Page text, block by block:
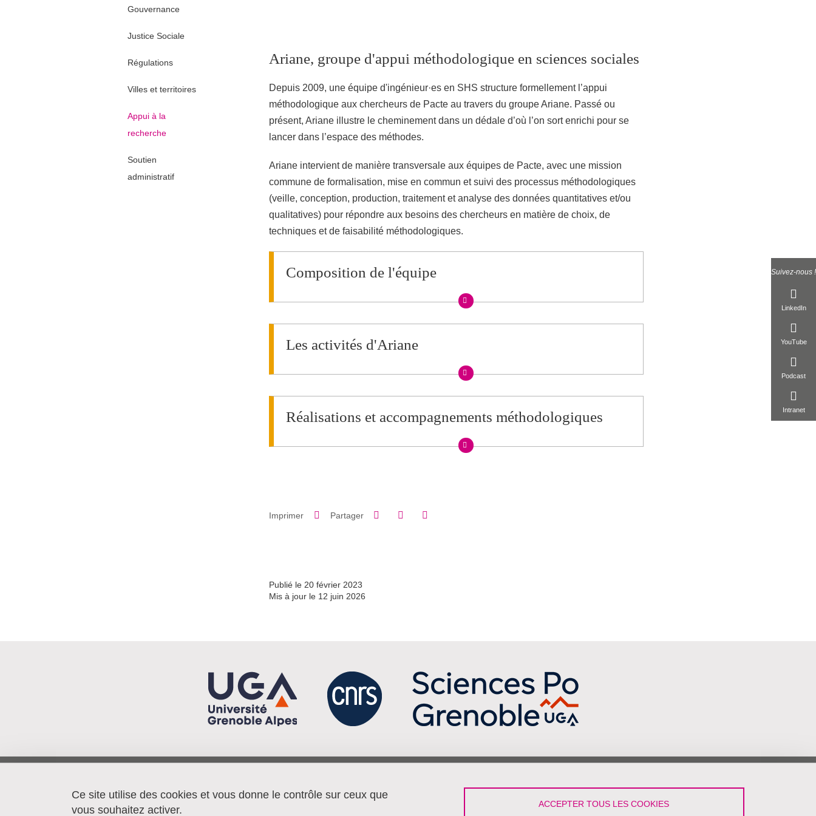
Suivez-nous !
LinkedIn
YouTube
Podcast
Intranet
Gouvernance
Justice Sociale
Régulations
Villes et territoires
Appui à la
recherche
Soutien
administratif
Ariane, groupe d'appui méthodologique en sciences sociales
Depuis 2009, une équipe d'ingénieur·es en SHS structure formellement l’appui
méthodologique aux chercheurs de Pacte au travers du groupe Ariane. Passé ou
présent, Ariane illustre le cheminement dans un dédale d’où l’on sort enrichi pour se
lancer dans l’espace des méthodes.
Ariane intervient de manière transversale aux équipes de Pacte, avec une mission
commune de formalisation, mise en commun et suivi des processus méthodologiques
(veille, conception, production, traitement et analyse des données quantitatives et/ou
qualitatives) pour répondre aux besoins des chercheurs en matière de choix, de
techniques et de faisabilité méthodologiques.
Composition de l'équipe
Les activités d'Ariane
Réalisations et accompagnements méthodologiques
Imprimer Partager Partager sur Facebook
Partager sur LinkedIn
Publié le 20 février 2023
Mis à jour le 12 juin 2026
38040 Grenoble cedex 9
France
Menu footer
Travailler à Pacte
LinkedIn
Ce site utilise des cookies et vous donne le contrôle sur ceux que
vous souhaitez activer.
ACCEPTER TOUS LES COOKIES